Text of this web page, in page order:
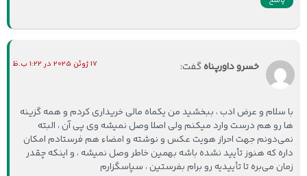
خسرو داورپناهگفت: 17 ژوئن 2025 در 1:22 ب.ظ
با سلام و عرض ادب ، ببخشید من یکماه مالی خریداری کردم و همه گزینه
ها رو هم درست وارد میکنم ولی اصلا وصل نمیشه وی پی آن ، البته
نمی‌دونم جهت احراز هویت عکس و نوشته و امضاء هم فرستادم امکان
داره که هنوز تأیید نشده باشه بهمین خاطر وصل نمیشه ، و اینکه چقدر
زمان می‌بره تا تأییدیه رو برام بفرستین ، سپاسگزارم